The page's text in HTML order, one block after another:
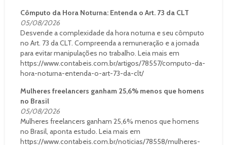
Cômputo da Hora Noturna: Entenda o Art. 73 da CLT
05/08/2026
Desvende a complexidade da hora noturna e seu cômputo
no Art. 73 da CLT. Compreenda a remuneração e a jornada
para evitar manipulações no trabalho. Leia mais em
https://www.contabeis.com.br/artigos/78557/computo-da-
hora-noturna-entenda-o-art-73-da-clt/
Mulheres freelancers ganham 25,6% menos que homens
no Brasil
05/08/2026
Mulheres freelancers ganham 25,6% menos que homens
no Brasil, aponta estudo. Leia mais em
https://www.contabeis.com.br/noticias/78558/mulheres-